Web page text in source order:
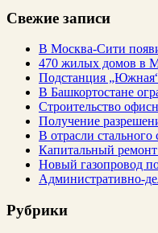
Свежие записи
В Москва-Сити
470 жилых домов в
Подстанция „Южная“
В Башкортостане
Строительство
Получение
В отрасли стального
Капитальный
Новый газопровод
Административно-
Рубрики